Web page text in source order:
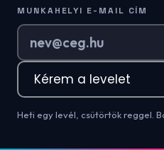
MUNKAHELYI E-MAIL CÍM
Kérem a levelet
Heti egy levél, csütörtök reggel.